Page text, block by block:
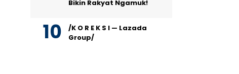
Bikin Rakyat Ngamuk!
/K O R E K S I — Lazada
Group/